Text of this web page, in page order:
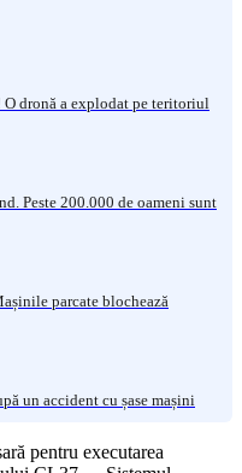
dronă a explodat pe teritoriul
Peste 200.000 de oameni sunt
parcate blochează
un accident cu șase mașini
pentru executarea